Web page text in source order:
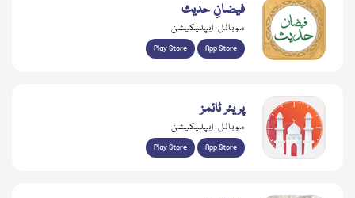
فیضانِ حدیث
موبائل ایپلیکیشن
Play Store App Store
پریئر ٹائمز
موبائل ایپلیکیشن
Play Store App Store